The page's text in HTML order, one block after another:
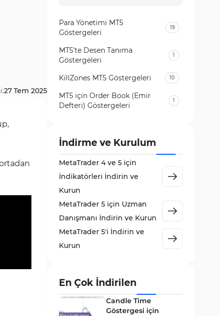
27 Tem 2025
Para Yönetimi MT5
Göstergeleri
19
MT5’te Desen Tanıma
Göstergeleri
1
KillZones MT5 Göstergeleri 10
MT5 için Order Book (Emir
Defteri) Göstergeleri
1
Destek ve Direnç MT5
Likidite MT5 Göstergeleri 65
MetaTrader 5 için Order Flow
MetaTrader 5 için Expert
Advisor (EA)
MetaTrader 5 için Zigzag
Göstergeleri
MetaTrader 5 için Volume
Profile Göstergeleri
İndirme ve Kurulum
MetaTrader 4 ve 5 için
İndikatörleri İndirin ve
Kurun
MetaTrader 5 için Uzman
Danışmanı İndirin ve Kurun
MetaTrader 5'i İndirin ve
Kurun
En Çok İndirilen
Candle Time
Göstergesi için